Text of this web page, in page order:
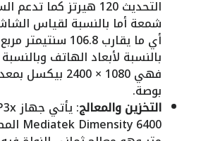
بالنسبة لأبعاد الهاتف
بوصة.
التخزين والمعالج